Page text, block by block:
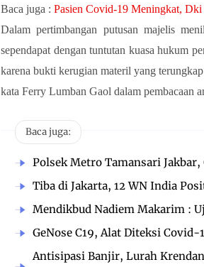
Baca juga : Pasien Covid-19 Meningkat,
Dalam pertimbangan putusan majelis
sependapat dengan tuntutan kuasa hukum
karena bukti kerugian materil yang
kata Ferry Lumban Gaol dalam pembacaan
Baca juga:
Polsek Metro Tamansari
Tiba di Jakarta, 12 WN India
Mendikbud Nadiem Makarim :
GeNose C19, Alat Diteksi
Antisipasi Banjir, Lurah